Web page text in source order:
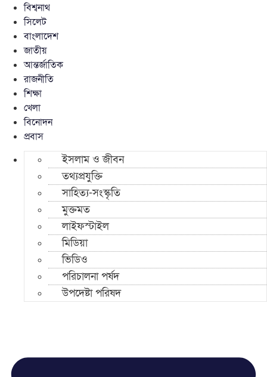
বিশ্বনাথ
সিলেট
বাংলাদেশ
জাতীয়
আন্তর্জাতিক
রাজনীতি
শিক্ষা
খেলা
বিনোদন
প্রবাস
ইসলাম ও জীবন
তথ্যপ্রযুক্তি
সাহিত্য-সংস্কৃতি
মুক্তমত
লাইফস্টাইল
মিডিয়া
ভিডিও
পরিচালনা পর্ষদ
উপদেষ্টা পরিষদ